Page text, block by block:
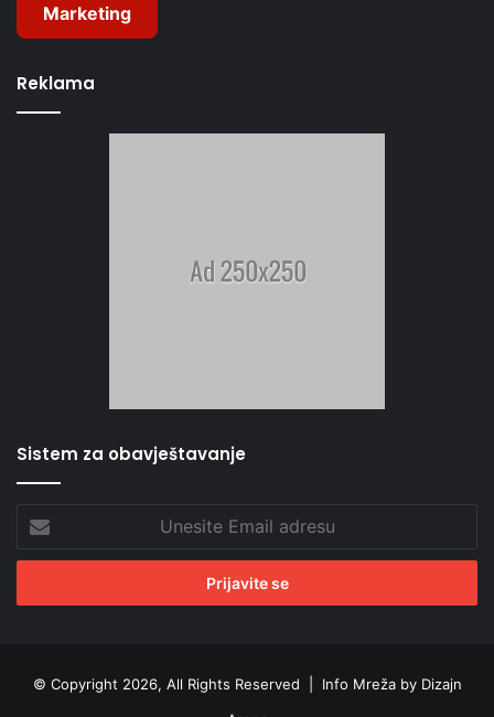
Marketing
Reklama
Sistem za obavještavanje
Email
adresu
© Copyright 2026, All Rights Reserved | Info Mreža by Dizajn